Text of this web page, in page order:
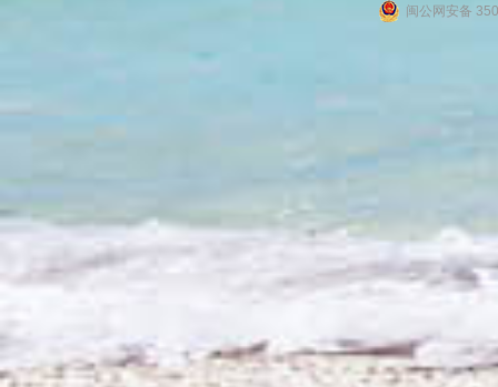
闽公网安备